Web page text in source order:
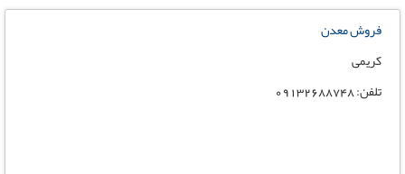
فروش معدن
کریمی
تلفن: 09132688748